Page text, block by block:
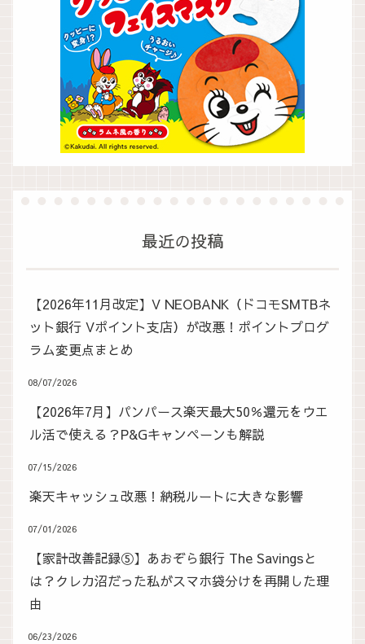
最近の投稿
【2026年11月改定】V NEOBANK（ドコモSMTBネ
ット銀行 Vポイント支店）が改悪！ポイントプログ
ラム変更点まとめ
08/07/2026
【2026年7月】パンパース楽天最大50％還元をウエ
ル活で使える？P&Gキャンペーンも解説
07/15/2026
楽天キャッシュ改悪！納税ルートに大きな影響
07/01/2026
【家計改善記録⑤】あおぞら銀行 The Savingsと
は？クレカ沼だった私がスマホ袋分けを再開した理
由
06/23/2026